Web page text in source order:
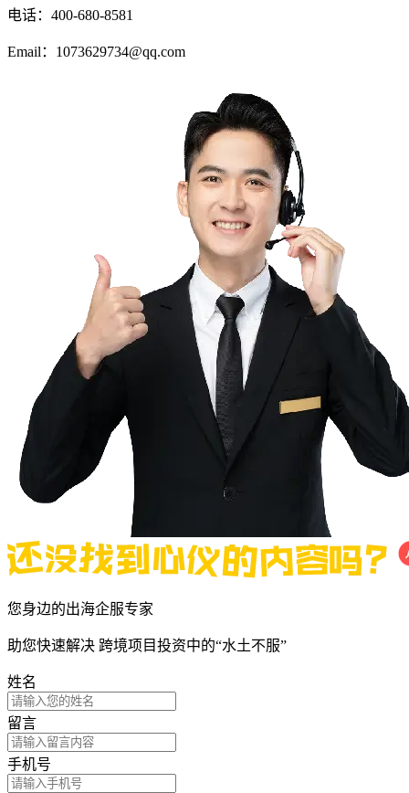
电话：400-680-8581
Email：1073629734@qq.com
您身边的出海企服专家
助您快速解决 跨境项目投资中的“水土不服”
姓名
留言
手机号